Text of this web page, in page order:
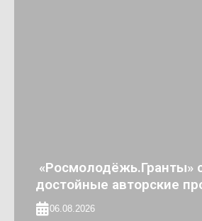
«Росмолодёжь.Гранты»
достойные авторские
06.08.2026